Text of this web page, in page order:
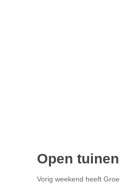
Open
Vorig weekend heeft